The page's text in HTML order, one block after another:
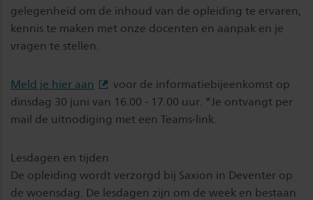
gelegenheid om de inhoud van de opleiding te ervaren,
kennis te maken met onze docenten en aanpak en je
vragen te stellen.
Meld je hier aan
voor de informatiebijeenkomst op
dinsdag 30 juni van 16.00 - 17.00 uur. *Je ontvangt per
mail de uitnodiging met een Teams-link.
Lesdagen en tijden
De opleiding wordt verzorgd bij Saxion in Deventer op
de woensdag. De lesdagen zijn om de week en bestaan